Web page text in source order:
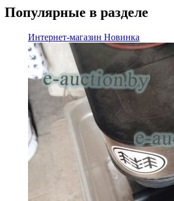
Популярные в разделе
Интернет-магазин Новинка